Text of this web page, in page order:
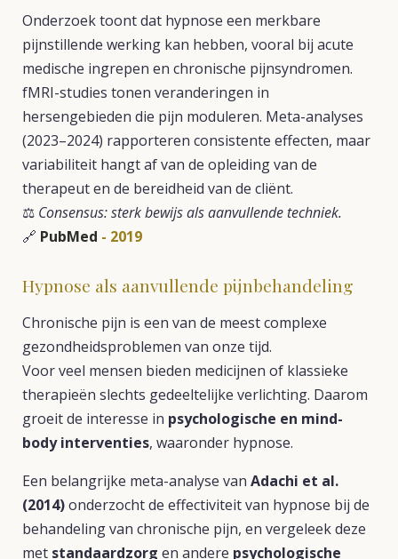
Onderzoek toont dat hypnose een merkbare
pijnstillende werking kan hebben, vooral bij acute
medische ingrepen en chronische pijnsyndromen.
fMRI-studies tonen veranderingen in
hersengebieden die pijn moduleren. Meta-analyses
(2023–2024) rapporteren consistente effecten, maar
variabiliteit hangt af van de opleiding van de
therapeut en de bereidheid van de cliënt.
⚖️ Consensus: sterk bewijs als aanvullende techniek.
🔗 PubMed - 2019
Hypnose als aanvullende pijnbehandeling
Chronische pijn is een van de meest complexe
gezondheidsproblemen van onze tijd.
Voor veel mensen bieden medicijnen of klassieke
therapieën slechts gedeeltelijke verlichting. Daarom
groeit de interesse in psychologische en mind-
body interventies, waaronder hypnose.
Een belangrijke meta-analyse van Adachi et al.
(2014)onderzocht de effectiviteit van hypnose bij de
behandeling van chronische pijn, en vergeleek deze
met standaardzorg en andere psychologische